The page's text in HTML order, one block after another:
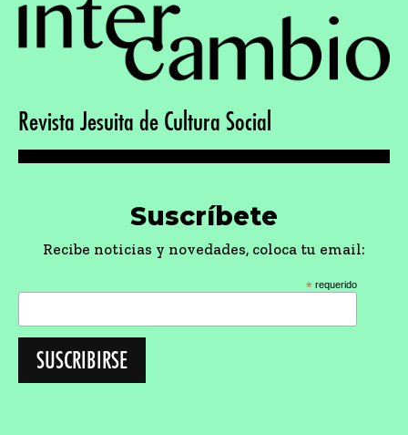
Revista Jesuita de Cultura Social
Suscríbete
Recibe noticias y novedades, coloca tu email:
* requerido